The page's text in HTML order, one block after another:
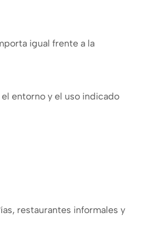
igual frente a la
entorno y el uso indicado
restaurantes informales y